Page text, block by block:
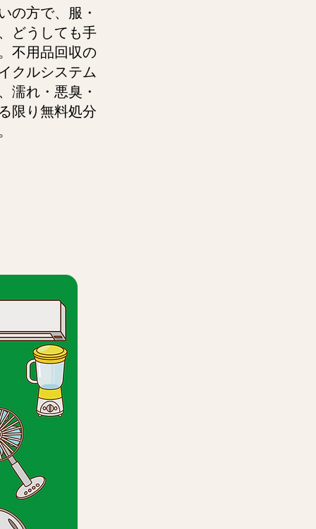
方で、服・
どうしても手
不用品回収の
クルシステム
濡れ・悪臭・
限り無料処分